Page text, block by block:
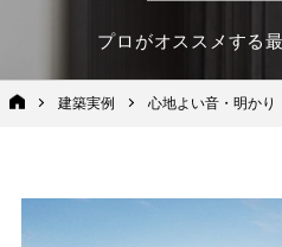
プロがオススメする
建築実例 心地よい音・明かり